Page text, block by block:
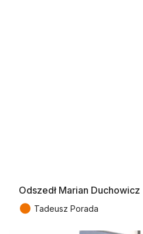
Odszedł Marian Duchowicz
● Tadeusz Porada